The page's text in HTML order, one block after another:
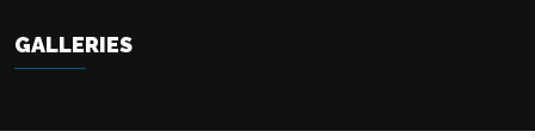
GALLERIES